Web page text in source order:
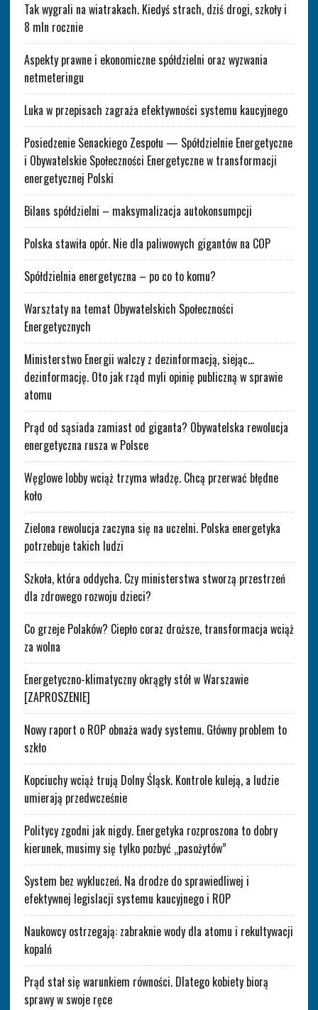
Tak wygrali na wiatrakach. Kiedyś strach, dziś drogi, szkoły i
8 mln rocznie
Aspekty prawne i ekonomiczne spółdzielni oraz wyzwania
netmeteringu
Luka w przepisach zagraża efektywności systemu kaucyjnego
Posiedzenie Senackiego Zespołu — Spółdzielnie Energetyczne
i Obywatelskie Społeczności Energetyczne w transformacji
energetycznej Polski
Bilans spółdzielni – maksymalizacja autokonsumpcji
Polska stawiła opór. Nie dla paliwowych gigantów na COP
Spółdzielnia energetyczna – po co to komu?
Warsztaty na temat Obywatelskich Społeczności
Energetycznych
Ministerstwo Energii walczy z dezinformacją, siejąc…
dezinformację. Oto jak rząd myli opinię publiczną w sprawie
atomu
Prąd od sąsiada zamiast od giganta? Obywatelska rewolucja
energetyczna rusza w Polsce
Węglowe lobby wciąż trzyma władzę. Chcą przerwać błędne
koło
Zielona rewolucja zaczyna się na uczelni. Polska energetyka
potrzebuje takich ludzi
Szkoła, która oddycha. Czy ministerstwa stworzą przestrzeń
dla zdrowego rozwoju dzieci?
Co grzeje Polaków? Ciepło coraz droższe, transformacja wciąż
za wolna
Energetyczno-klimatyczny okrągły stół w Warszawie
[ZAPROSZENIE]
Nowy raport o ROP obnaża wady systemu. Główny problem to
szkło
Kopciuchy wciąż trują Dolny Śląsk. Kontrole kuleją, a ludzie
umierają przedwcześnie
Politycy zgodni jak nigdy. Energetyka rozproszona to dobry
kierunek, musimy się tylko pozbyć „pasożytów”
System bez wykluczeń. Na drodze do sprawiedliwej i
efektywnej legislacji systemu kaucyjnego i ROP
Naukowcy ostrzegają: zabraknie wody dla atomu i rekultywacji
kopalń
Prąd stał się warunkiem równości. Dlatego kobiety biorą
sprawy w swoje ręce